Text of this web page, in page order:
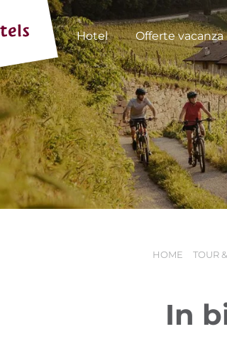
Hotel Offerte vacanza
& PACCHETTI
TERRITORI
HOME TOUR
In